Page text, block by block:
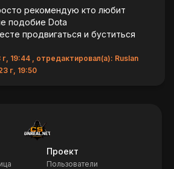
рекомендую кто любит
подобие Dota
продвигаться и буститься
19:44 , отредактировал(а): Ruslan
г, 19:50
Проект
Пользователи